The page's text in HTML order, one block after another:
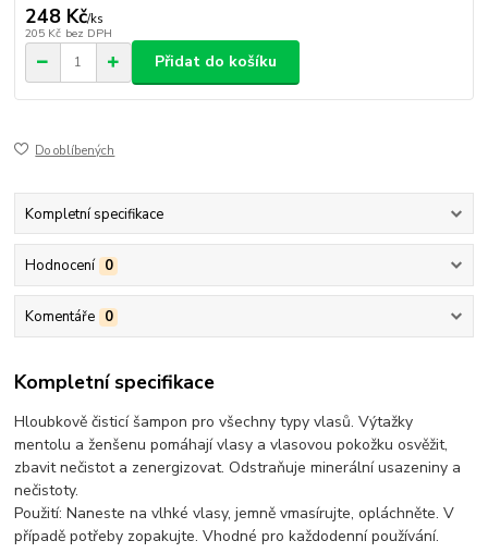
248 Kč/ks
205 Kč bez DPH
Přidat do košíku
Do oblíbených
Kompletní specifikace
Hodnocení 0
Komentáře 0
Kompletní specifikace
Hloubkově čisticí šampon pro všechny typy vlasů. Výtažky
mentolu a ženšenu pomáhají vlasy a vlasovou pokožku osvěžit,
zbavit nečistot a zenergizovat. Odstraňuje minerální usazeniny a
nečistoty.
Použití: Naneste na vlhké vlasy, jemně vmasírujte, opláchněte. V
případě potřeby zopakujte. Vhodné pro každodenní používání.